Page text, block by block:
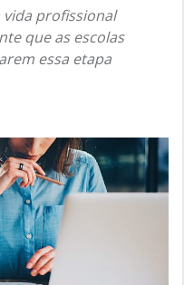
profissional
que as escolas
essa etapa